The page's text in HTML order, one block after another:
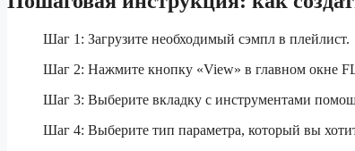
Шаг 1: Загрузите необходимый сэмпл в плейлист.
Шаг 2: Нажмите кнопку «View» в главном окне
Шаг 3: Выберите вкладку с инструментами
Шаг 4: Выберите тип параметра, который вы